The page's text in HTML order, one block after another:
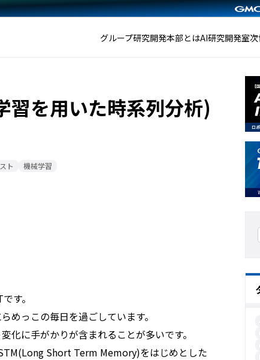
グループ研究開発本部とはAI研究開発室
習を用いた時系列分析)
ト 機械学習
す。
めっこの毎日を過ごしています。
化に手がかりが含まれることが多いです。
Short Term Memory)をはじめとした